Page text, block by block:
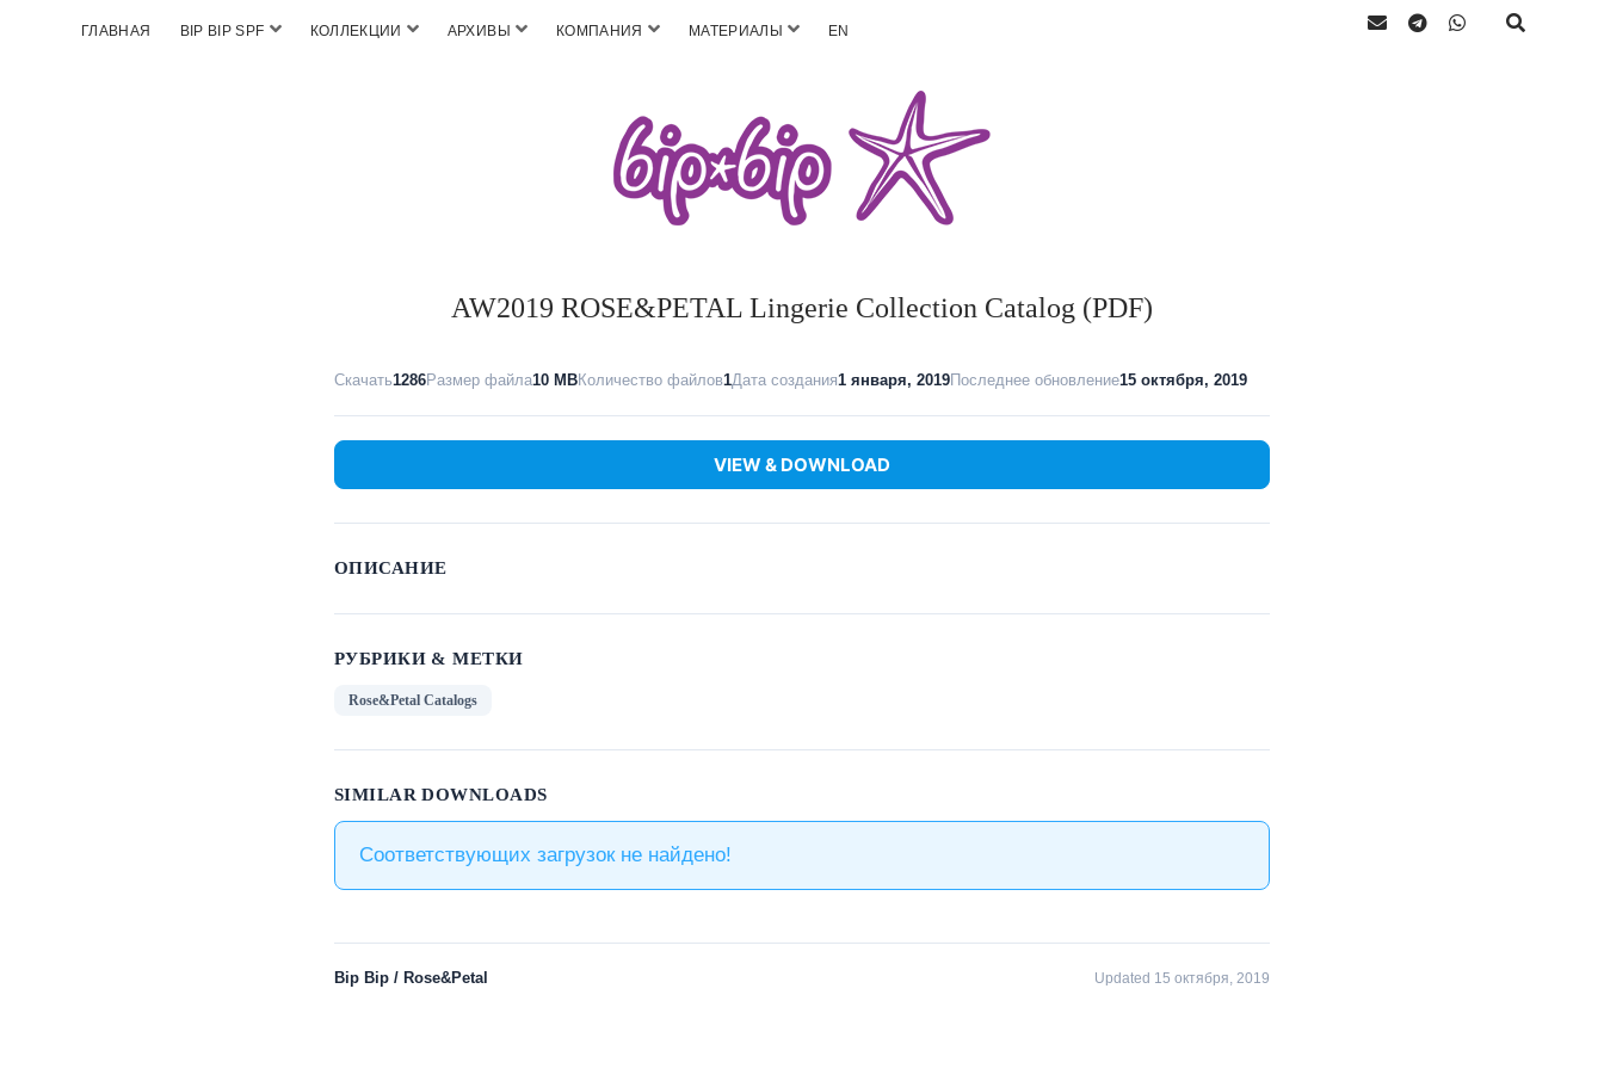
ГЛАВНАЯ BIP BIP SPF КОЛЛЕКЦИИ АРХИВЫ КОМПАНИЯ МАТЕРИАЛЫ EN
AW2019 ROSE&PETAL Lingerie Collection Catalog (PDF)
Скачать1286Размер файла10 MBКоличество файлов1Дата создания1 января, 2019Последнее обновление15 октября, 2019
VIEW & DOWNLOAD
ОПИСАНИЕ
РУБРИКИ & МЕТКИ
Rose&Petal Catalogs
SIMILAR DOWNLOADS
Соответствующих загрузок не найдено!
Bip Bip / Rose&Petal Updated 15 октября, 2019